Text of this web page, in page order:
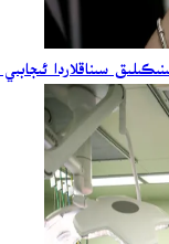
سىناقلاردا